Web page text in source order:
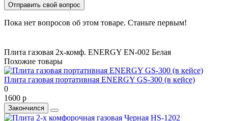
Отправить свой вопрос
Пока нет вопросов об этом товаре. Станьте первым!
Плита газовая 2х-комф. ENERGY EN-002 Белая
Похожие товары
Плита газовая портативная ENERGY GS-300 (в кейсе)
0
1600 р
Закончился